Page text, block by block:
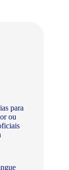
para
ou